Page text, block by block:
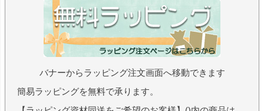
バナーからラッピング注文画面へ移動できます
簡易ラッピングを無料で承ります。